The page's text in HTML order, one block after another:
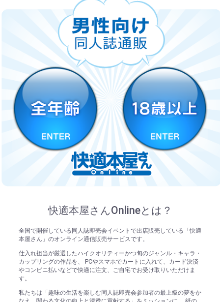
快適本屋さんOnlineとは？
全国で開催している同人誌即売会イベントで出店販売している「快適
本屋さん」のオンライン通信販売サービスです。
仕入れ担当が厳選したハイクオリティーかつ旬のジャンル・キャラ・
カップリングの作品を、 PCやスマホでカートに入れて、カード決済
やコンビニ払いなどで快適に注文、ご自宅でお受け取りいただけま
す。
私たちは「趣味の生活を楽しむ同人誌即売会参加者の最上級の夢をか